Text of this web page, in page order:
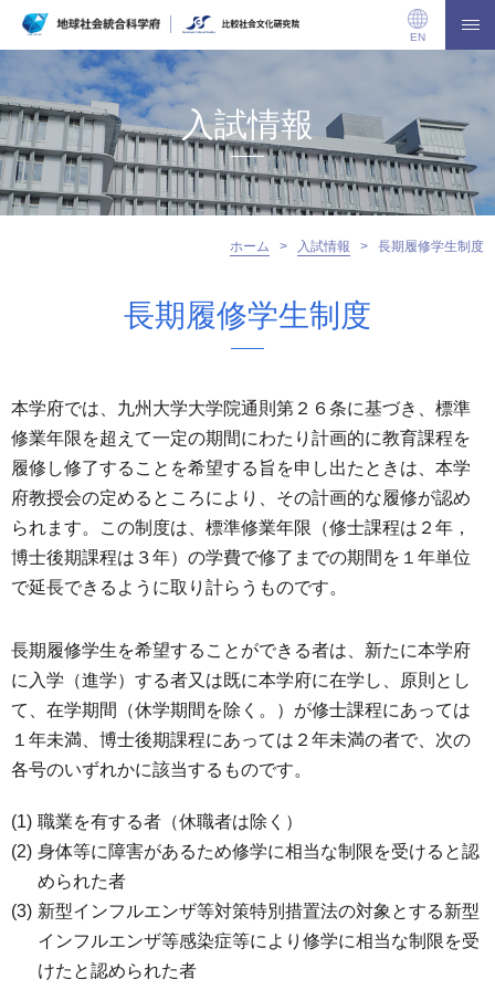
EN
入試情報
ホーム > 入試情報 > 長期履修学生制度
長期履修学生制度
本学府では、九州大学大学院通則第２６条に基づき、標準
修業年限を超えて一定の期間にわたり計画的に教育課程を
履修し修了することを希望する旨を申し出たときは、本学
府教授会の定めるところにより、その計画的な履修が認め
られます。この制度は、標準修業年限（修士課程は２年，
博士後期課程は３年）の学費で修了までの期間を１年単位
で延長できるように取り計らうものです。
長期履修学生を希望することができる者は、新たに本学府
に入学（進学）する者又は既に本学府に在学し、原則とし
て、在学期間（休学期間を除く。）が修士課程にあっては
１年未満、博士後期課程にあっては２年未満の者で、次の
各号のいずれかに該当するものです。
職業を有する者（休職者は除く）
身体等に障害があるため修学に相当な制限を受けると認
められた者
新型インフルエンザ等対策特別措置法の対象とする新型
インフルエンザ等感染症等により修学に相当な制限を受
けたと認められた者